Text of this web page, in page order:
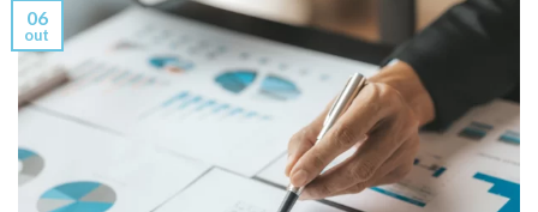
06
out